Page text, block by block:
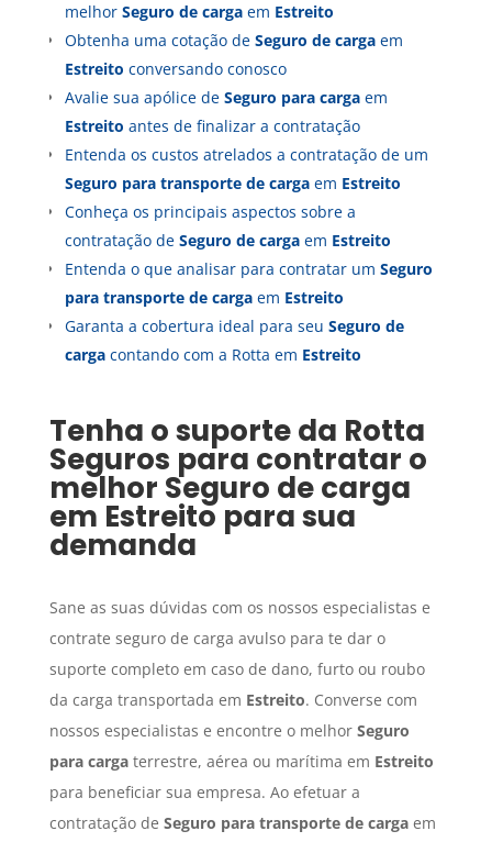
melhor Seguro de cargaem Estreito
Obtenha uma cotação de Seguro de cargaem
Estreito conversando conosco
Avalie sua apólice de Seguro para cargaem
Estreito antes de finalizar a contratação
Entenda os custos atrelados a contratação de um
Seguro para transporte de cargaem Estreito
Conheça os principais aspectos sobre a
contratação de Seguro de cargaem Estreito
Entenda o que analisar para contratar um Seguro
para transporte de cargaem Estreito
Garanta a cobertura ideal para seu Seguro de
cargacontando com a Rotta em Estreito
Tenha o suporte da Rotta
Seguros para contratar o
melhor Seguro de carga
em Estreitopara sua
demanda
Sane as suas dúvidas com os nossos especialistas e
contrate seguro de carga avulso para te dar o
suporte completo em caso de dano, furto ou roubo
da carga transportada em Estreito. Converse com
nossos especialistas e encontre o melhor Seguro
para cargaterrestre, aérea ou marítima em Estreito
para beneficiar sua empresa. Ao efetuar a
contratação de Seguro para transporte de cargaem